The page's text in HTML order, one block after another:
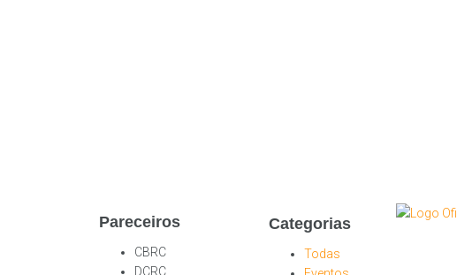
Pareceiros
CBRC
DCRC
Categorias
Todas